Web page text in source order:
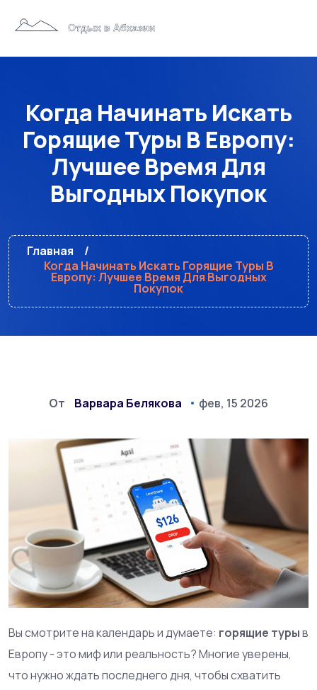
Когда Начинать Искать
Горящие Туры В Европу:
Лучшее Время Для
Выгодных Покупок
Главная
Когда Начинать Искать Горящие Туры В
Европу: Лучшее Время Для Выгодных
Покупок
От Варвара Белякова фев, 15 2026
Вы смотрите на календарь и думаете: горящие турыв
Европу - это миф или реальность? Многие уверены,
что нужно ждать последнего дня, чтобы схватить